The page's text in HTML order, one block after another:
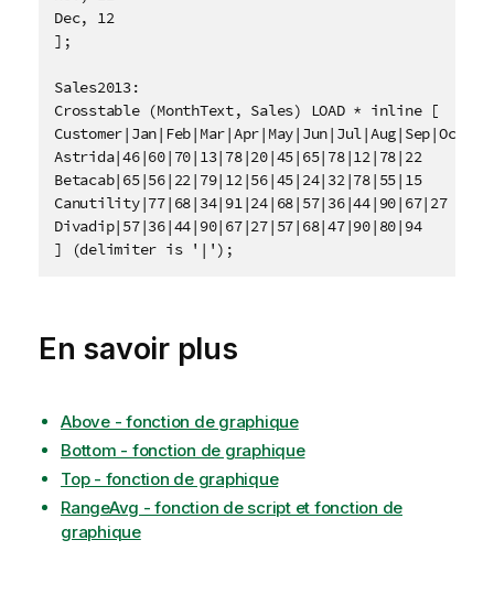
Dec, 12
];
Sales2013:
Crosstable (MonthText, Sales) LOAD * inline [
Astrida|46|60|70|13|78|20|45|65|78|12|78|22
Betacab|65|56|22|79|12|56|45|24|32|78|55|15
Canutility|77|68|34|91|24|68|57|36|44|90|67|27
Divadip|57|36|44|90|67|27|57|68|47|90|80|94
En savoir plus
Above - fonction de graphique
Bottom - fonction de graphique
Top - fonction de graphique
RangeAvg - fonction de script et fonction de
graphique